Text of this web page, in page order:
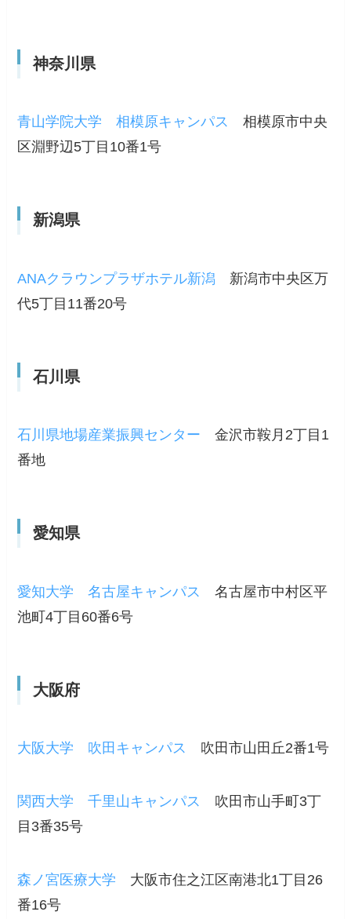
神奈川県
青山学院大学 相模原キャンパス
相模原市中央
区淵野辺5丁目10番1号
新潟県
ANAクラウンプラザホテル新潟 新潟市中央区万
代5丁目11番20号
石川県
石川県地場産業振興センター 金沢市鞍月2丁目1
番地
愛知県
愛知大学 名古屋キャンパス
名古屋市中村区平
池町4丁目60番6号
大阪府
大阪大学 吹田キャンパス 吹田市山田丘2番1号
関西大学 千里山キャンパス
吹田市山手町3丁
目3番35号
森ノ宮医療大学 大阪市住之江区南港北1丁目26
番16号